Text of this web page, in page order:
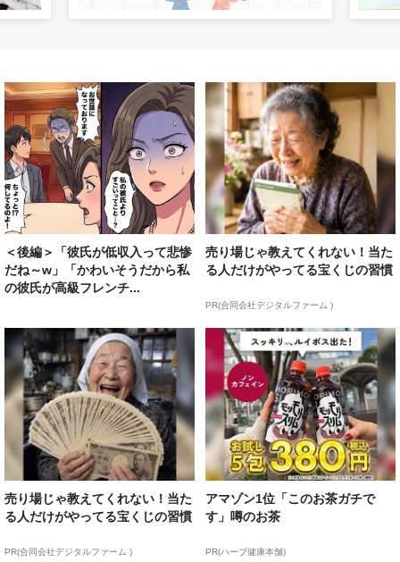
＜後編＞「彼氏が低収入って悲惨
だね～w」「かわいそうだから私
の彼氏が高級フレンチ...
売り場じゃ教えてくれない！当た
る人だけがやってる宝くじの習慣
PR(合同会社デジタルファーム )
売り場じゃ教えてくれない！当た
る人だけがやってる宝くじの習慣
PR(合同会社デジタルファーム )
アマゾン1位「このお茶ガチで
す」噂のお茶
PR(ハーブ健康本舗)